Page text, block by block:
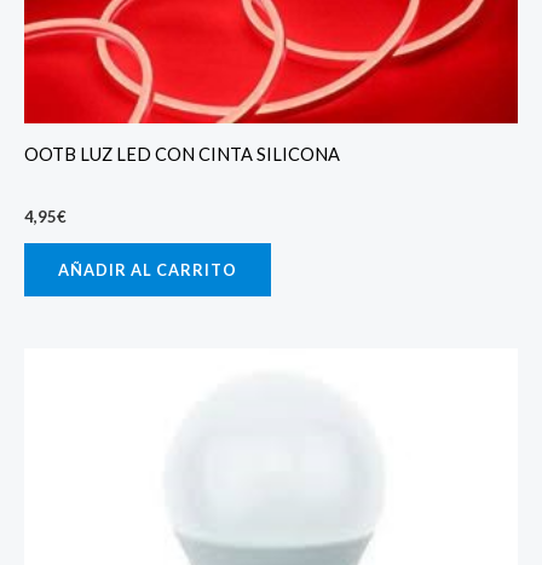
OOTB LUZ LED CON CINTA SILICONA
4,95€
AÑADIR AL CARRITO